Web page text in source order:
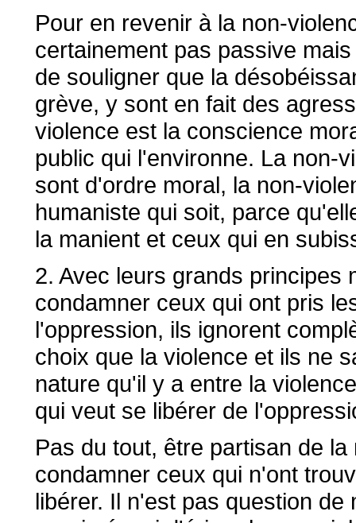
Pour en revenir à la non-
certainement pas passive
de souligner que la
grève, y sont en fait des
violence est la conscience
public qui l'environne. La non-
sont d'ordre moral, la non-
humaniste qui soit, parce
la manient et ceux qui en
2. Avec leurs grands principes
condamner ceux qui ont pris
l'oppression, ils ignorent
choix que la violence et ils ne
nature qu'il y a entre la
qui veut se libérer de
Pas du tout, être partisan de
condamner ceux qui n'ont
libérer. Il n'est pas question